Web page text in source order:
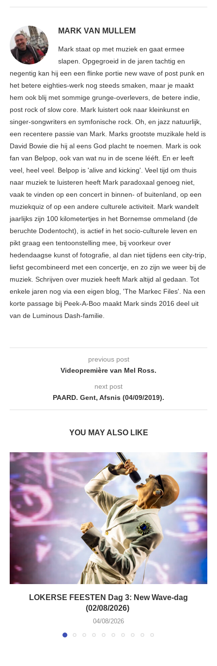
MARK VAN MULLEM
Mark staat op met muziek en gaat ermee
slapen. Opgegroeid in de jaren tachtig en
negentig kan hij een een flinke portie new wave of post punk en
het betere eighties-werk nog steeds smaken, maar je maakt
hem ook blij met sommige grunge-overlevers, de betere indie,
post rock of slow core. Mark luistert ook naar kleinkunst en
singer-songwriters en symfonische rock. Oh, en jazz natuurlijk,
een recentere passie van Mark. Marks grootste muzikale held is
David Bowie die hij al eens God placht te noemen. Mark is ook
fan van Belpop, ook van wat nu in de scene lééft. En er leeft
veel, heel veel. Belpop is 'alive and kicking'. Veel tijd om thuis
naar muziek te luisteren heeft Mark paradoxaal genoeg niet,
vaak te vinden op een concert in binnen- of buitenland, op een
muziekquiz of op een andere culturele activiteit. Mark wandelt
jaarlijks zijn 100 kilometertjes in het Bornemse ommeland (de
beruchte Dodentocht), is actief in het socio-culturele leven en
pikt graag een tentoonstelling mee, bij voorkeur over
hedendaagse kunst of fotografie, al dan niet tijdens een city-trip,
liefst gecombineerd met een concertje, en zo zijn we weer bij de
muziek. Schrijven over muziek heeft Mark altijd al gedaan. Tot
enkele jaren nog via een eigen blog, 'The Markec Files'. Na een
korte passage bij Peek-A-Boo maakt Mark sinds 2016 deel uit
van de Luminous Dash-familie.
previous post
Videopremière van Mel Ross.
next post
PAARD. Gent, Afsnis (04/09/2019).
YOU MAY ALSO LIKE
LOKERSE FEESTEN Dag 3: New Wave-dag
(02/08/2026)
04/08/2026